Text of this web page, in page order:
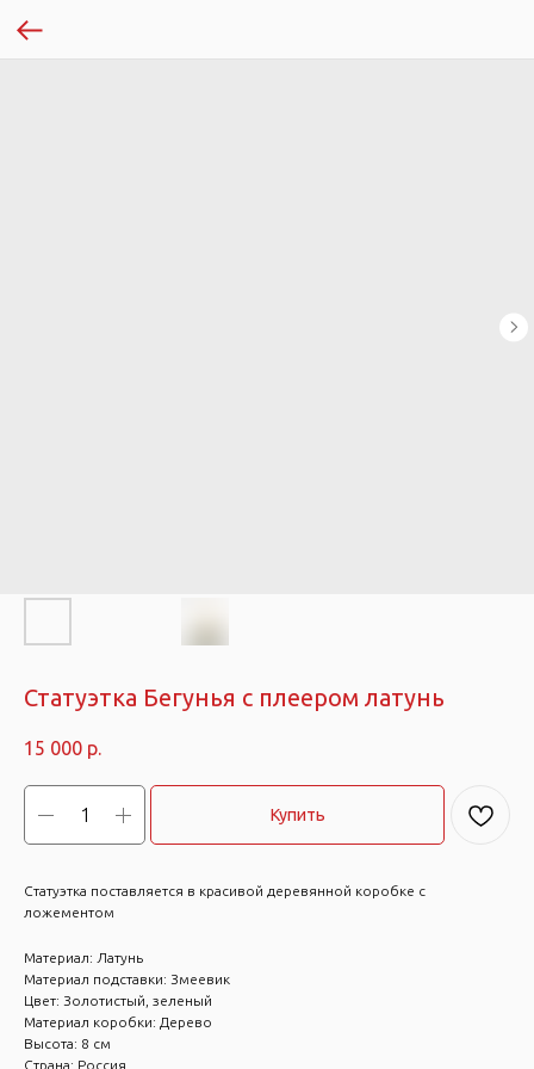
Статуэтка Бегунья с плеером латунь
15 000 р.
Купить
Статуэтка поставляется в красивой деревянной коробке с
ложементом
Материал: Латунь
Материал подставки: Змеевик
Цвет: Золотистый, зеленый
Материал коробки: Дерево
Высота: 8 см
Страна: Россия